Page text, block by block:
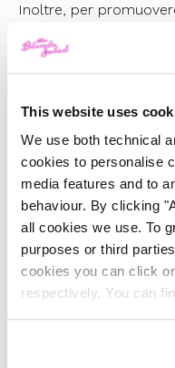
This website uses
We use both technical
cookies to personalise
media features and to
behaviour. By clicking
all cookies we use. To
purposes or third
cookies you can click
respectively. You can
Inoltre, per
presentata la campagna
stile alcuni tra i pezzi
Sophie Hersan, Co-
Vestiaire Collective, ha
questo rilancio e della
vintage è più che